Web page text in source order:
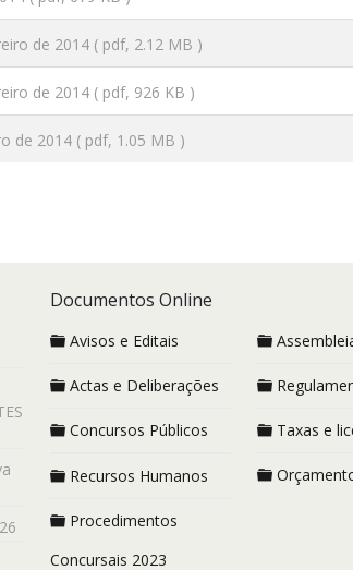
de 2014 ( pdf, 2.12 MB )
de 2014 ( pdf, 926 KB )
de 2014 ( pdf, 1.05 MB )
Documentos Online
Avisos e Editais
Actas e Deliberações
Concursos Públicos
Recursos Humanos
Procedimentos
Concursais 2023
Taxas e